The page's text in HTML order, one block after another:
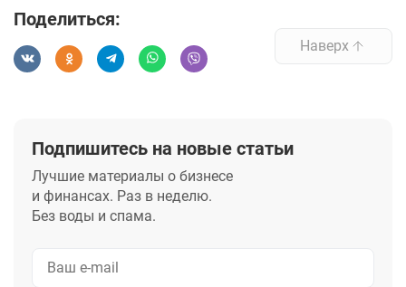
Поделиться:
Наверх
Подпишитесь на новые статьи
Лучшие материалы о бизнесе
и финансах. Раз в неделю.
Без воды и спама.